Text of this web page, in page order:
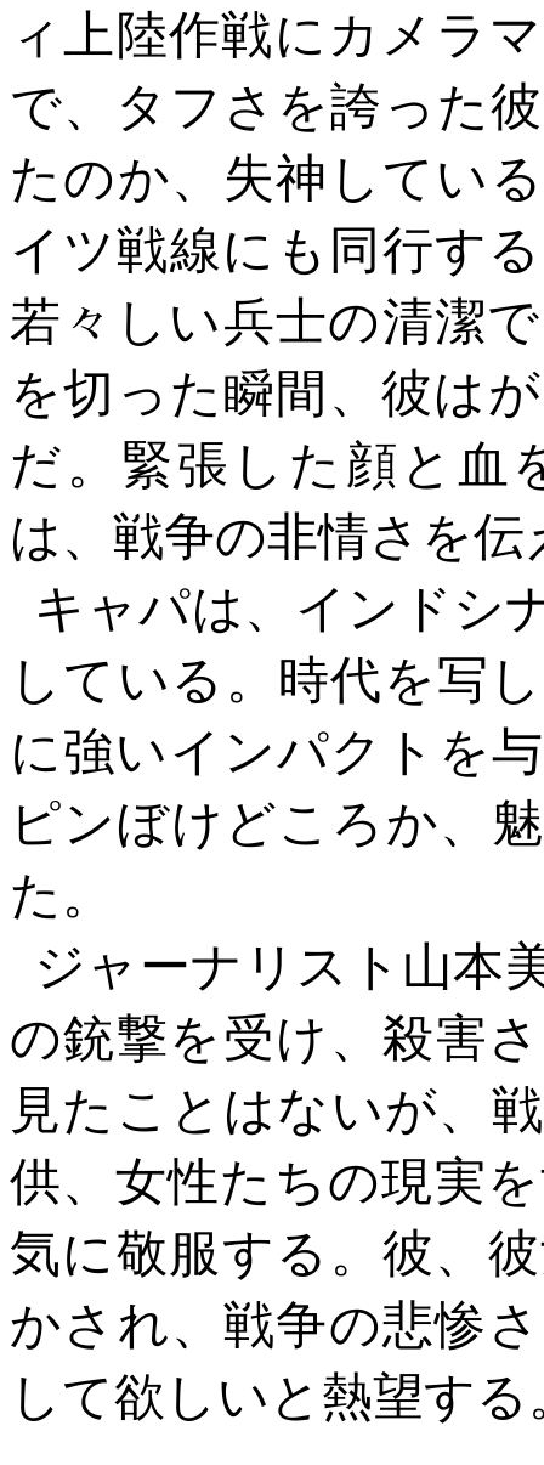
ィ上陸作戦にカメラ
で、タフさを誇った
たのか、失神してい
イツ戦線にも同行す
若々しい兵士の清潔
を切った瞬間、彼は
だ。緊張した顔と血
は、戦争の非情さを
キャパは、インドシ
している。時代を写
に強いインパクトを
ピンぼけどころか、
た。
ジャーナリスト山本
の銃撃を受け、殺害
見たことはないが、
供、女性たちの現実
気に敬服する。彼、
かされ、戦争の悲惨
して欲しいと熱望する